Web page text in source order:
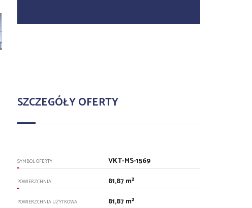
SZCZEGÓŁY OFERTY
SYMBOL OFERTY VKT-MS-1569
POWIERZCHNIA 81,87 m²
POWIERZCHNIA UŻYTKOWA 81,87 m²